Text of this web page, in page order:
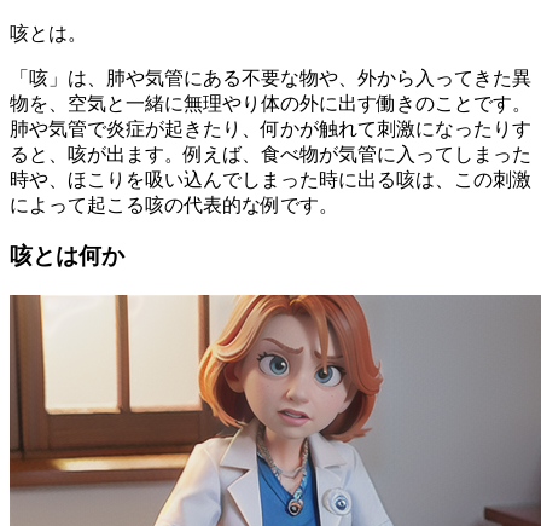
咳とは。
「咳」は、肺や気管にある不要な物や、外から入ってきた異
物を、空気と一緒に無理やり体の外に出す働きのことです。
肺や気管で炎症が起きたり、何かが触れて刺激になったりす
ると、咳が出ます。例えば、食べ物が気管に入ってしまった
時や、ほこりを吸い込んでしまった時に出る咳は、この刺激
によって起こる咳の代表的な例です。
咳とは何か